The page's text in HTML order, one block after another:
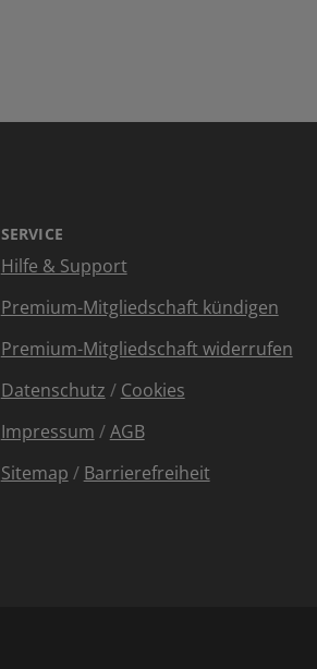
SERVICE
Hilfe & Support
Premium-Mitgliedschaft kündigen
Premium-Mitgliedschaft widerrufen
Datenschutz / Cookies
Impressum /AGB
Sitemap / Barrierefreiheit